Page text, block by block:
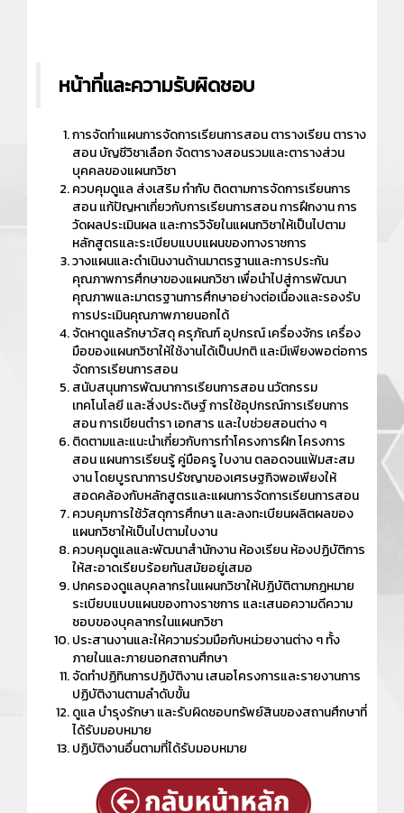
หน้าที่และความรับผิดชอบ
การจัดทำแผนการจัดการเรียนการสอน ตารางเรียน ตาราง
สอน บัญชีวิชาเลือก จัดตารางสอนรวมและตารางส่วน
บุคคลของแผนกวิชา
ควบคุมดูแล ส่งเสริม กำกับ ติดตามการจัดการเรียนการ
สอน แก้ปัญหาเกี่ยวกับการเรียนการสอน การฝึกงาน การ
วัดผลประเมินผล และการวิจัยในแผนกวิชาให้เป็นไปตาม
หลักสูตรและระเบียบแบบแผนของทางราชการ
วางแผนและดำเนินงานด้านมาตรฐานและการประกัน
คุณภาพการศึกษาของแผนกวิชา เพื่อนำไปสู่การพัฒนา
คุณภาพและมาตรฐานการศึกษาอย่างต่อเนื่องและรองรับ
การประเมินคุณภาพภายนอกได้
จัดหาดูแลรักษาวัสดุ ครุภัณฑ์ อุปกรณ์ เครื่องจักร เครื่อง
มือของแผนกวิชาให้ใช้งานได้เป็นปกติ และมีเพียงพอต่อการ
จัดการเรียนการสอน
สนับสนุนการพัฒนาการเรียนการสอน นวัตกรรม
เทคโนโลยี และสิ่งประดิษฐ์ การใช้อุปกรณ์การเรียนการ
สอน การเขียนตำรา เอกสาร และใบช่วยสอนต่าง ๆ
ติดตามและแนะนำเกี่ยวกับการทำโครงการฝึก โครงการ
สอน แผนการเรียนรู้ คู่มือครู ใบงาน ตลอดจนแฟ้มสะสม
งาน โดยบูรณาการปรัชญาของเศรษฐกิจพอเพียงให้
สอดคล้องกับหลักสูตรและแผนการจัดการเรียนการสอน
ควบคุมการใช้วัสดุการศึกษา และลงทะเบียนผลิตผลของ
แผนกวิชาให้เป็นไปตามใบงาน
ควบคุมดูแลและพัฒนาสำนักงาน ห้องเรียน ห้องปฏิบัติการ
ให้สะอาดเรียบร้อยทันสมัยอยู่เสมอ
ปกครองดูแลบุคลากรในแผนกวิชาให้ปฏิบัติตามกฎหมาย
ระเบียบแบบแผนของทางราชการ และเสนอความดีความ
ชอบของบุคลากรในแผนกวิชา
ประสานงานและให้ความร่วมมือกับหน่วยงานต่าง ๆ ทั้ง
ภายในและภายนอกสถานศึกษา
จัดทำปฏิทินการปฏิบัติงาน เสนอโครงการและรายงานการ
ปฏิบัติงานตามลำดับขั้น
ดูแล บำรุงรักษา และรับผิดชอบทรัพย์สินของสถานศึกษาที่
ได้รับมอบหมาย
ปฏิบัติงานอื่นตามที่ได้รับมอบหมาย